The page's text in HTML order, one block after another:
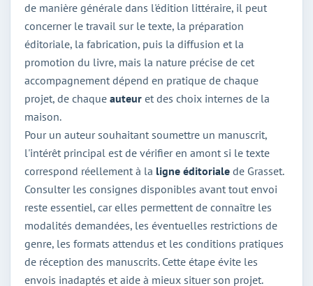
de manière générale dans l'édition littéraire, il peut
concerner le travail sur le texte, la préparation
éditoriale, la fabrication, puis la diffusion et la
promotion du livre, mais la nature précise de cet
accompagnement dépend en pratique de chaque
projet, de chaque auteur et des choix internes de la
maison.
Pour un auteur souhaitant soumettre un manuscrit,
l'intérêt principal est de vérifier en amont si le texte
correspond réellement à la ligne éditoriale de Grasset.
Consulter les consignes disponibles avant tout envoi
reste essentiel, car elles permettent de connaître les
modalités demandées, les éventuelles restrictions de
genre, les formats attendus et les conditions pratiques
de réception des manuscrits. Cette étape évite les
envois inadaptés et aide à mieux situer son projet.